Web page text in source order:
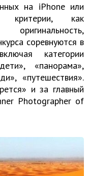
на iPhone или
критерии, как
соревнуются в
категории
«панорама»,
«путешествия».
и за главный
Photographer of